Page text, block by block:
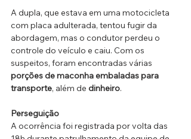
A dupla, que estava em uma motocicleta
com placa adulterada, tentou fugir da
abordagem, mas o condutor perdeu o
controle do veículo e caiu. Com os
suspeitos, foram encontradas várias
porções de maconhaembaladas para
transporte, além de dinheiro.
Perseguição
A ocorrência foi registrada por volta das